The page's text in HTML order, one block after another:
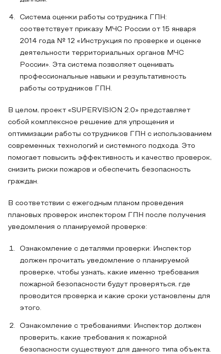
Система оценки работы сотрудника ГПН:
соответствует приказу МЧС России от 15 января
2014 года № 12 «Инструкция по проверке и оценке
деятельности территориальных органов МЧС
России». Эта система позволяет оценивать
профессиональные навыки и результативность
работы сотрудников ГПН.
В целом, проект «SUPERVISION 2.0» представляет
собой комплексное решение для упрощения и
оптимизации работы сотрудников ГПН с использованием
современных технологий и системного подхода. Это
помогает повысить эффективность и качество проверок,
снизить риски пожаров и обеспечить безопасность
граждан.
В соответствии с ежегодным планом проведения
плановых проверок инспектором ГПН после получения
уведомления о планируемой проверке:
Ознакомление с деталями проверки: Инспектор
должен прочитать уведомление о планируемой
проверке, чтобы узнать, какие именно требования
пожарной безопасности будут проверяться, где
проводится проверка и какие сроки установлены для
этого.
Ознакомление с требованиями: Инспектор должен
проверить, какие требования к пожарной
безопасности существуют для данного типа объекта.